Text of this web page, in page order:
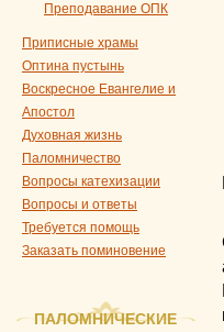
Преподавание ОПК
Приписные храмы
Оптина пустынь
Воскресное Евангелие и
Апостол
Духовная жизнь
Паломничество
Вопросы катехизации
Вопросы и ответы
Требуется помощь
Заказать поминовение
ПАЛОМНИЧЕСКИЕ